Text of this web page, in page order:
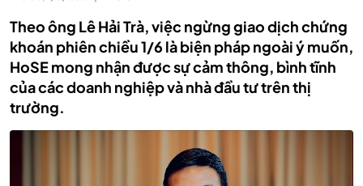
Theo ông Lê Hải Trà, việc ngừng giao dịch chứng
khoán phiên chiều 1/6 là biện pháp ngoài ý muốn,
HoSE mong nhận được sự cảm thông, bình tĩnh
của các doanh nghiệp và nhà đầu tư trên thị
trường.